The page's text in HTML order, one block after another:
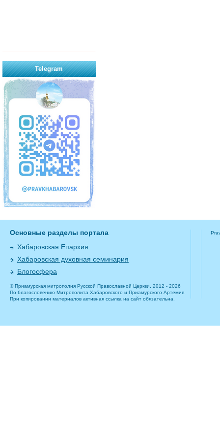
Telegram
Основные разделы портала
Хабаровская Епархия
Хабаровская духовная семинария
Блогосфера
© Приамурская митрополия Русской Православной Церкви, 2012 - 2026
По благословению Митрополита Хабаровского и Приамурского Артемия.
При копировании материалов активная ссылка на сайт обязательна.